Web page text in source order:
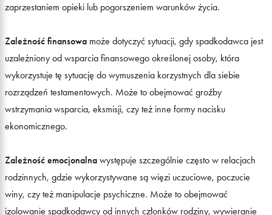
zaprzestaniem opieki lub pogorszeniem warunków życia.
Zależność finansowa może dotyczyć sytuacji, gdy spadkodawca jest
uzależniony od wsparcia finansowego określonej osoby, która
wykorzystuje tę sytuację do wymuszenia korzystnych dla siebie
rozrządzeń testamentowych. Może to obejmować groźby
wstrzymania wsparcia, eksmisji, czy też inne formy nacisku
ekonomicznego.
Zależność emocjonalna występuje szczególnie często w relacjach
rodzinnych, gdzie wykorzystywane są więzi uczuciowe, poczucie
winy, czy też manipulacje psychiczne. Może to obejmować
izolowanie spadkodawcy od innych członków rodziny, wywieranie